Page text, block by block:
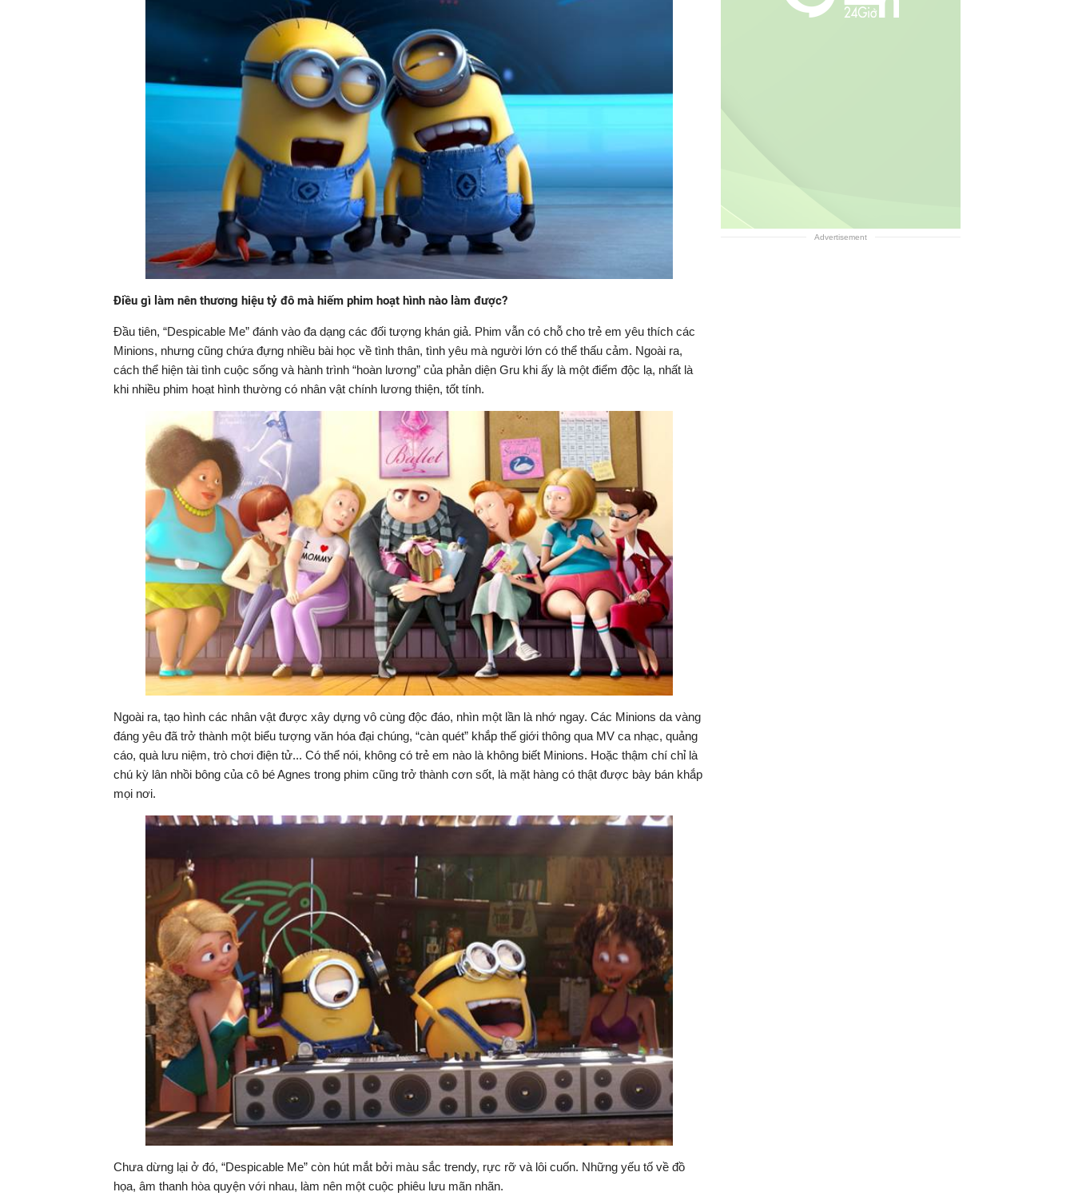
Điều gì làm nên thương hiệu tỷ đô mà hiếm phim hoạt hình nào làm được?
Đầu tiên, “Despicable Me” đánh vào đa dạng các đối tượng khán giả. Phim vẫn có chỗ cho trẻ em yêu thích các
Minions, nhưng cũng chứa đựng nhiều bài học về tình thân, tình yêu mà người lớn có thể thấu cảm. Ngoài ra,
cách thể hiện tài tình cuộc sống và hành trình “hoàn lương” của phản diện Gru khi ấy là một điểm độc lạ, nhất là
khi nhiều phim hoạt hình thường có nhân vật chính lương thiện, tốt tính.
Ngoài ra, tạo hình các nhân vật được xây dựng vô cùng độc đáo, nhìn một lần là nhớ ngay. Các Minions da vàng
đáng yêu đã trở thành một biểu tượng văn hóa đại chúng, “càn quét” khắp thế giới thông qua MV ca nhạc, quảng
cáo, quà lưu niệm, trò chơi điện tử... Có thể nói, không có trẻ em nào là không biết Minions. Hoặc thậm chí chỉ là
chú kỳ lân nhồi bông của cô bé Agnes trong phim cũng trở thành cơn sốt, là mặt hàng có thật được bày bán khắp
mọi nơi.
Chưa dừng lại ở đó, “Despicable Me” còn hút mắt bởi màu sắc trendy, rực rỡ và lôi cuốn. Những yếu tố về đồ
họa, âm thanh hòa quyện với nhau, làm nên một cuộc phiêu lưu mãn nhãn.
Advertisement